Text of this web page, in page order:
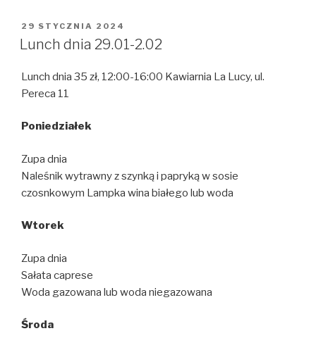
OPUBLIKOWANE
W
29 STYCZNIA 2024
Lunch dnia 29.01-2.02
Lunch dnia 35 zł, 12:00-16:00 Kawiarnia La Lucy, ul.
Pereca 11
Poniedziałek
Zupa dnia
Naleśnik wytrawny z szynką i papryką w sosie
czosnkowym Lampka wina białego lub woda
Wtorek
Zupa dnia
Sałata caprese
Woda gazowana lub woda niegazowana
Środa